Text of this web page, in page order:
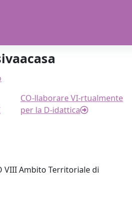
CO-llaborare VI-rtualmente
per la D-idattica
VIII Ambito Territoriale di